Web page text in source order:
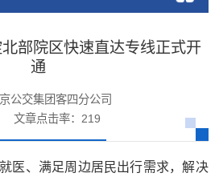
部院区快速直达专线正式开
通
公交集团客四分公司
文章点击率： 219
医、满足周边居民出行需求，解决